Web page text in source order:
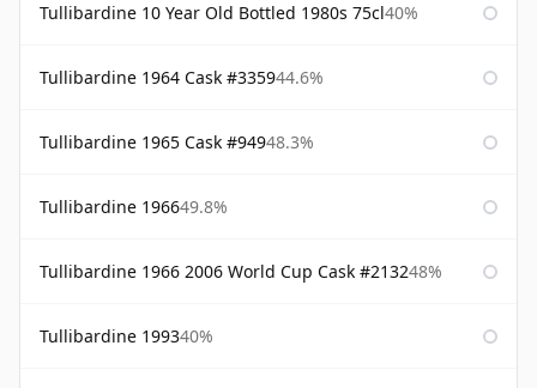
Tullibardine 10 Year Old Bottled 1980s 75cl40%
Tullibardine 1964 Cask #335944.6%
Tullibardine 1965 Cask #94948.3%
Tullibardine 196649.8%
Tullibardine 1966 2006 World Cup Cask #213248%
Tullibardine 199340%